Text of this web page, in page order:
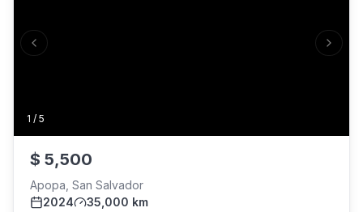
Seat Height: 28 inches (72 cm) Recommended Rider
Size: 3.94 ft to 5.9 ft Charging Time: 5 to 8 hours with the
1 / 5
Previous slide Next
$ 5,500
Apopa, San Salvador
2024
35,000 km